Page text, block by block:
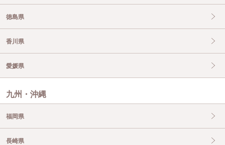
徳島県
香川県
愛媛県
九州・沖縄
福岡県
長崎県